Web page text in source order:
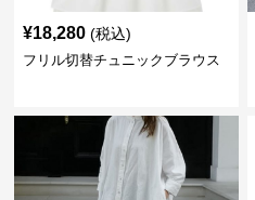
¥18,280 (税込)
フリル切替チュニックブラウス